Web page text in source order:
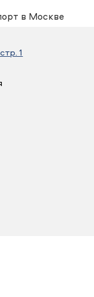
в Москве
1